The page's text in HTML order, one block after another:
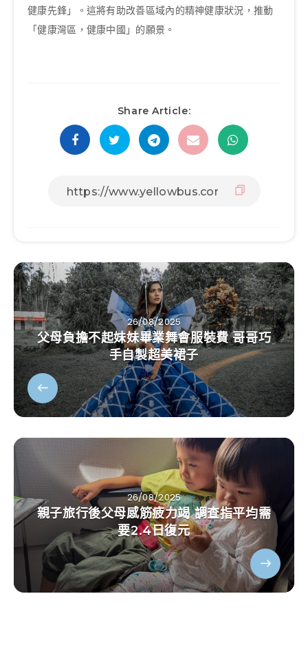
健康先鋒」。這將有助改善區域內的精神健康狀況，推動
「健康灣區，健康中國」的願景。
Share Article:
26/08/2025
父母負擔不起妹妹畢業舞會服裝費 哥哥巧
手自製超美裙子
26/08/2025
親子旅行後父母感筋疲力竭 調查指平均需
要2.4日復元